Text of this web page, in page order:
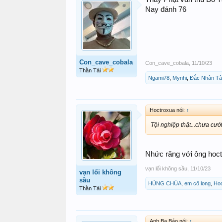
Con_cave_cobala
Thần Tài
Nay đánh 76
Con_cave_cobala 11/10/23
Ngami78 Mynhi Đắc Nhân
vạn lối không
sầu
Thần Tài
Hoctroxua nói: ↑
Tội nghiệp thật...chưa
Nhức răng với ông
vạn lối không sầu 11/10/23
HÙNG CHÙA em cô long